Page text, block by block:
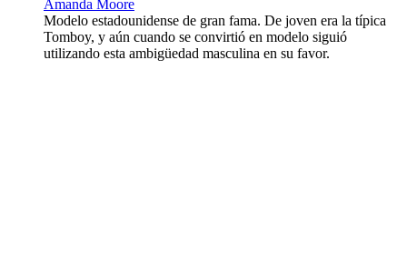
Amanda Moore
Modelo estadounidense de gran fama. De joven era la típica
Tomboy, y aún cuando se convirtió en modelo siguió
utilizando esta ambigüedad masculina en su favor.